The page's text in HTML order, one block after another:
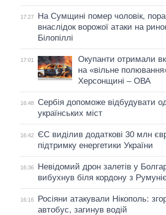
17:27
На Сумщині помер чоловік,
внаслідок ворожої атаки на
Білопіллі
17:01
Окупанти отримали
на «вільне
Херсонщині – ОВА
16:48
Сербія допоможе відбудувати
українських міст
16:42
ЄС виділив додаткові 30 млн
підтримку енергетики України
16:36
Невідомий дрон залетів у
вибухнув біля кордону з
16:16
Росіяни атакували Нікополь:
автобус, загинув водій